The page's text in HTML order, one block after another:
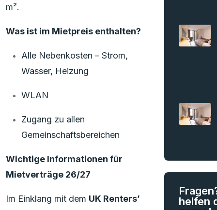
m².
Was ist im Mietpreis enthalten?
Alle Nebenkosten – Strom,
Wasser, Heizung
WLAN
Zugang zu allen
Gemeinschaftsbereichen
Wichtige Informationen für
Mietverträge 26/27
Im Einklang mit dem UK Renters’
helfen